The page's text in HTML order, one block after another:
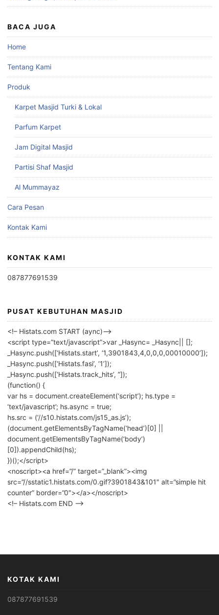
BACA JUGA
Home
Tentang Kami
Produk
Karpet Masjid Turki & Lokal
Parfum Karpet
Jam Digital Masjid
Partisi Shaf Masjid
Al Mummayaz
Cara Pesan
Kontak Kami
KONTAK KAMI
087877691539
PUSAT KEBUTUHAN MASJID
<!– Histats.com START (aync)–>
<script type=”text/javascript”>var _Hasync= _Hasync|| [];
_Hasync.push([‘Histats.start’, ‘1,3901843,4,0,0,0,00010000’]);
_Hasync.push([‘Histats.fasi’, ‘1’]);
_Hasync.push([‘Histats.track_hits’, ”]);
(function() {
var hs = document.createElement(‘script’); hs.type =
‘text/javascript’; hs.async = true;
hs.src = (‘//s10.histats.com/js15_as.js’);
(document.getElementsByTagName(‘head’)[0] ||
document.getElementsByTagName(‘body’)
[0]).appendChild(hs);
})();</script>
<noscript><a href=”/” target=”_blank”><img
src=”//sstatic1.histats.com/0.gif?3901843&101″ alt=”simple hit
counter” border=”0″></a></noscript>
<!– Histats.com END –>
KOTAK KAMI
087877691539